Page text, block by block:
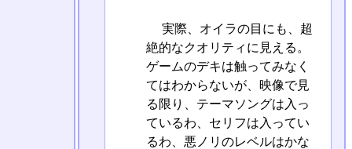
実際、オイラの目にも、超
絶的なクオリティに見える。
ゲームのデキは触ってみなく
てはわからないが、映像で見
る限り、テーマソングは入っ
ているわ、セリフは入ってい
るわ、悪ノリのレベルはかな